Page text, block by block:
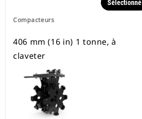
Compacteurs
Sélectionné
406 mm (16 in) 1 tonne, à
claveter